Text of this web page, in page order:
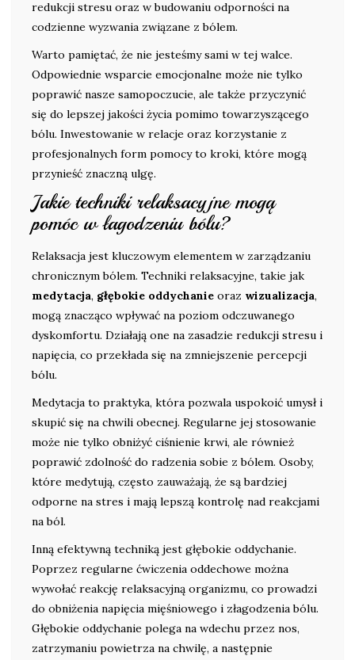
redukcji stresu oraz w budowaniu odporności na
codzienne wyzwania związane z bólem.
Warto pamiętać, że nie jesteśmy sami w tej walce.
Odpowiednie wsparcie emocjonalne może nie tylko
poprawić nasze samopoczucie, ale także przyczynić
się do lepszej jakości życia pomimo towarzyszącego
bólu. Inwestowanie w relacje oraz korzystanie z
profesjonalnych form pomocy to kroki, które mogą
przynieść znaczną ulgę.
Jakie techniki relaksacyjne mogą
pomóc w łagodzeniu bólu?
Relaksacja jest kluczowym elementem w zarządzaniu
chronicznym bólem. Techniki relaksacyjne, takie jak
medytacja, głębokie oddychanie oraz wizualizacja,
mogą znacząco wpływać na poziom odczuwanego
dyskomfortu. Działają one na zasadzie redukcji stresu i
napięcia, co przekłada się na zmniejszenie percepcji
bólu.
Medytacja to praktyka, która pozwala uspokoić umysł i
skupić się na chwili obecnej. Regularne jej stosowanie
może nie tylko obniżyć ciśnienie krwi, ale również
poprawić zdolność do radzenia sobie z bólem. Osoby,
które medytują, często zauważają, że są bardziej
odporne na stres i mają lepszą kontrolę nad reakcjami
na ból.
Inną efektywną techniką jest głębokie oddychanie.
Poprzez regularne ćwiczenia oddechowe można
wywołać reakcję relaksacyjną organizmu, co prowadzi
do obniżenia napięcia mięśniowego i złagodzenia bólu.
Głębokie oddychanie polega na wdechu przez nos,
zatrzymaniu powietrza na chwilę, a następnie